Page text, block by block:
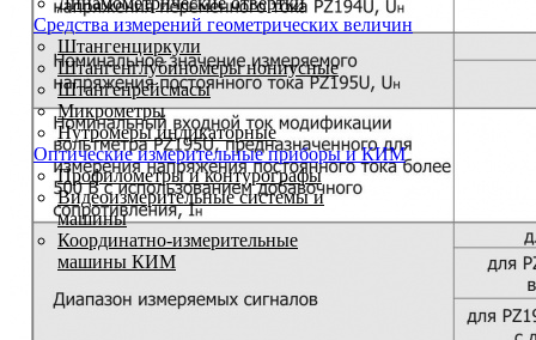
Средства измерений геометрических величин
Штангенциркули
Штангенглубиномеры нониусные
Штангенрейсмасы
Микрометры
Нутромеры индикаторные
Оптические измерительные приборы и КИМ
Профилометры и контурографы
Видеоизмерительные системы и
машины
Координатно-измерительные
машины КИМ